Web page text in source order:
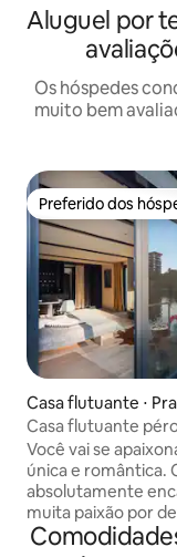
Aluguel por
Os hóspedes
muito bem
Preferido dos
Preferido dos
Casa flutuante ⋅
Casa flutuante
Praga
Você vai se
única e romântica.
absolutamente
muita paixão por
Você vai